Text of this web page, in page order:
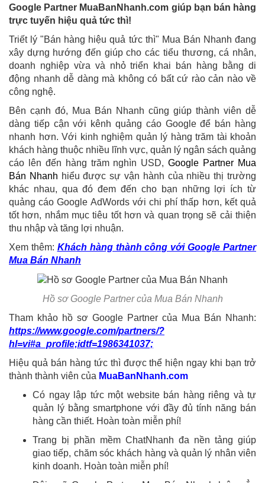
Google Partner MuaBanNhanh.com giúp bạn bán hàng
trực tuyến hiệu quả tức thì!
Triết lý "Bán hàng hiệu quả tức thì" Mua Bán Nhanh đang
xây dựng hướng đến giúp cho các tiểu thương, cá nhân,
doanh nghiệp vừa và nhỏ triển khai bán hàng bằng di
động nhanh dễ dàng mà không có bất cứ rào cản nào về
công nghệ.
Bên cạnh đó, Mua Bán Nhanh cũng giúp thành viên dễ
dàng tiếp cận với kênh quảng cáo Google để bán hàng
nhanh hơn. Với kinh nghiệm quản lý hàng trăm tài khoản
khách hàng thuộc nhiều lĩnh vực, quản lý ngân sách quảng
cáo lên đến hàng trăm nghìn USD,Google Partner Mua
Bán Nhanh hiểu được sự vận hành của nhiều thị trường
khác nhau, qua đó đem đến cho bạn những lợi ích từ
quảng cáo Google AdWords với chi phí thấp hơn, kết quả
tốt hơn, nhắm mục tiêu tốt hơn và quan trọng sẽ cải thiện
thu nhập và tăng lợi nhuận.
Xem thêm: Khách hàng thành công với Google Partner
Mua Bán Nhanh
Hồ sơ Google Partner của Mua Bán Nhanh
Tham khảo hồ sơ Google Partner của Mua Bán Nhanh:
https://www.google.com/partners/?
hl=vi#a_profile;idtf=1986341037;
Hiệu quả bán hàng tức thì được thể hiện ngay khi bạn trở
thành thành viên của MuaBanNhanh.com
Có ngay lập tức một website bán hàng riêng và tự
quản lý bằng smartphone với đầy đủ tính năng bán
hàng cần thiết. Hoàn toàn miễn phí!
Trang bị phần mềm ChatNhanh đa nền tảng giúp
giao tiếp, chăm sóc khách hàng và quản lý nhân viên
kinh doanh. Hoàn toàn miễn phí!